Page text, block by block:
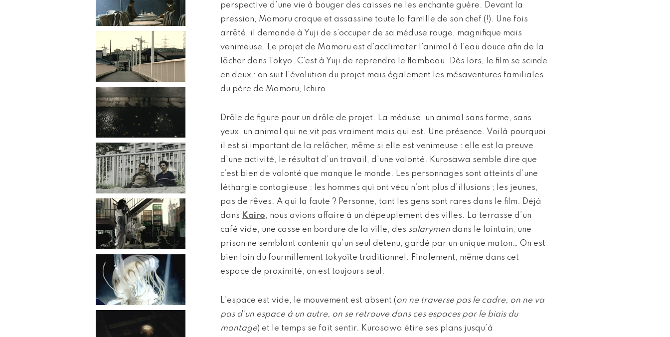
perspective d’une vie à bouger des caisses ne les enchante guère. Devant la
pression, Mamoru craque et assassine toute la famille de son chef (!). Une fois
arrêté, il demande à Yuji de s’occuper de sa méduse rouge, magnifique mais
venimeuse. Le projet de Mamoru est d’acclimater l’animal à l’eau douce afin de la
lâcher dans Tokyo. C’est à Yuji de reprendre le flambeau. Dès lors, le film se scinde
en deux : on suit l’évolution du projet mais également les mésaventures familiales
du père de Mamoru, Ichiro.
Drôle de figure pour un drôle de projet. La méduse, un animal sans forme, sans
yeux, un animal qui ne vit pas vraiment mais qui est. Une présence. Voilà pourquoi
il est si important de la relâcher, même si elle est venimeuse : elle est la preuve
d’une activité, le résultat d’un travail, d’une volonté. Kurosawa semble dire que
c’est bien de volonté que manque le monde. Les personnages sont atteints d’une
léthargie contagieuse : les hommes qui ont vécu n’ont plus d’illusions ; les jeunes,
pas de rêves. A qui la faute ? Personne, tant les gens sont rares dans le film. Déjà
dans Kairo, nous avions affaire à un dépeuplement des villes. La terrasse d’un
café vide, une casse en bordure de la ville, des salarymen dans le lointain, une
prison ne semblant contenir qu’un seul détenu, gardé par un unique maton… On est
bien loin du fourmillement tokyoïte traditionnel. Finalement, même dans cet
espace de proximité, on est toujours seul.
L’espace est vide, le mouvement est absent (on ne traverse pas le cadre, on ne va
pas d’un espace à un autre, on se retrouve dans ces espaces par le biais du
montage) et le temps se fait sentir. Kurosawa étire ses plans jusqu’à